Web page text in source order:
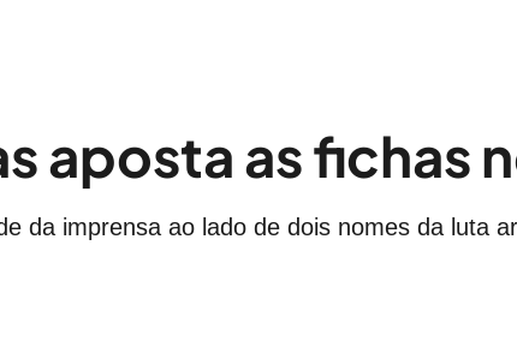
aposta as fichas
da imprensa ao lado de dois nomes da luta